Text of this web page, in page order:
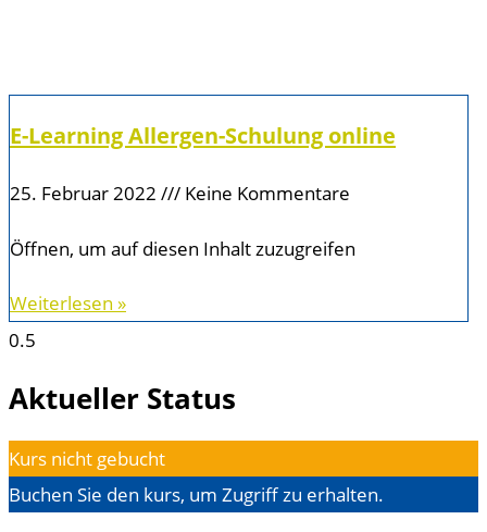
E-Learning Allergen-Schulung online
25. Februar 2022 Keine Kommentare
Öffnen, um auf diesen Inhalt zuzugreifen
Weiterlesen »
Aktueller Status
Kurs nicht gebucht
Buchen Sie den kurs, um Zugriff zu erhalten.